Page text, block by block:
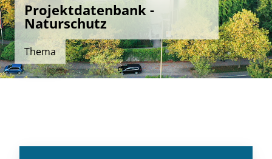
Projektdatenbank -
Naturschutz
Thema